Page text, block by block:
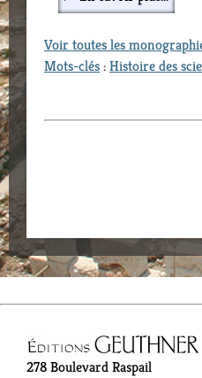
Voir toutes les
Mots-clés:Histoire des
278 Boulevard Raspail